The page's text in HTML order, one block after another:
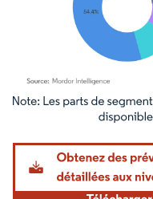
Image © Mordor Intelligence.